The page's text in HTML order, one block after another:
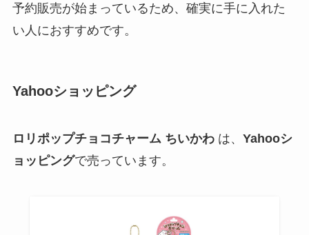
予約販売が始まっているため、確実に手に入れた
い人におすすめです。
Yahooショッピング
ロリポップチョコチャーム ちいかわ は、 Yahooシ
ョッピングで売っています。